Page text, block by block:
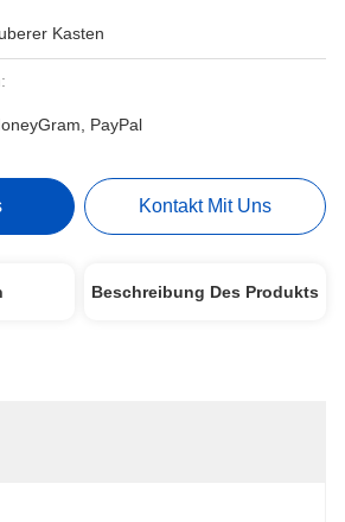
Kasten
PayPal
Kontakt Mit Uns
Beschreibung Des Produkts